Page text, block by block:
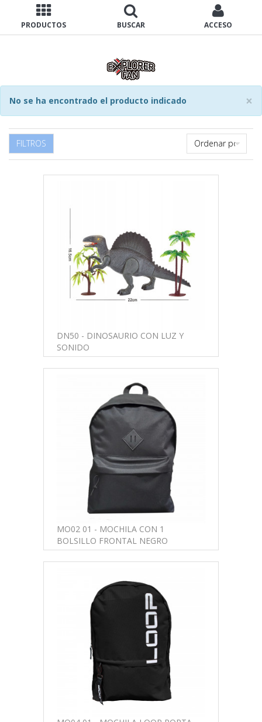
PRODUCTOS BUSCAR ACCESO
×
No se ha encontrado el producto indicado
FILTROS
DN50 - DINOSAURIO CON LUZ Y
SONIDO
MO02 01 - MOCHILA CON 1
BOLSILLO FRONTAL NEGRO